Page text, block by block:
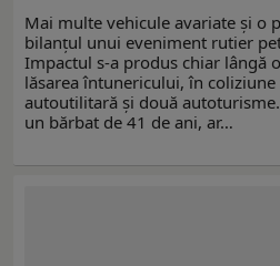
Mai multe vehicule avariate și o
bilanțul unui eveniment rutier
Impactul s-a produs chiar lângă
lăsarea întunericului, în
autoutilitară și două
un bărbat de 41 de ani, ar…